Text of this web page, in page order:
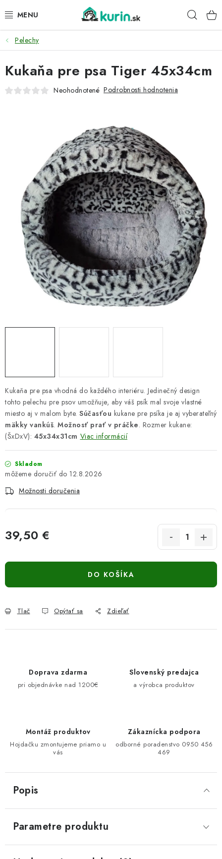
na
PRE HYDINU
PRE PSY
PRE ZAJACE
DOMÁCI WELLNESS
PRE VTÁKY
DARČEKOVÝ POUKAZ
Náš príbeh od začiatku Doprava Kontakt
Blog
Hodnotenie obchodu
Obchodné podmienky
Vrátenie, výmena tovaru
Pravidlá súťaží na Facebooku
Pelechy
Kukaňa pre psa vhodná do každého interiéru. Jedinečný design
tohto pelechu pre psov umožňuje, aby váš psík mal svoje vlastné
miesto aj v malom byte. Súčasťou kukane pre psíka je aj vyberateľný
mäkky vankúš. Možnosť prať v práčke. Rozmer kukane:
(ŠxDxV): 45x34x31cm Viac informácií
Skladom
12.8.2026
Možnosti doručenia
39,50 €
DO KOŠÍKA
Tlač Opýtať sa Zdieľať
Kukaňa pre psa Tiger 45x34cm
Neohodnotené Podrobnosti hodnotenia
Doprava zdarma
pri objednávke nad 1200€
Slovenský predajca
a výrobca produktov
Montáž produktov
Hojdačku zmontujeme priamo u
vás
Zákaznícka podpora
odborné poradenstvo 0950 456
469
Popis
Parametre produktu